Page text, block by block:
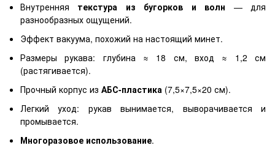
Внутренняя текстура из бугорков и волн — для
разнообразных ощущений.
Эффект вакуума, похожий на настоящий минет.
Размеры рукава: глубина ≈ 18 см, вход ≈ 1,2 см
(растягивается).
Прочный корпус из АБС-пластика (7,5×7,5×20 см).
Легкий уход: рукав вынимается, выворачивается и
промывается.
Многоразовое использование.